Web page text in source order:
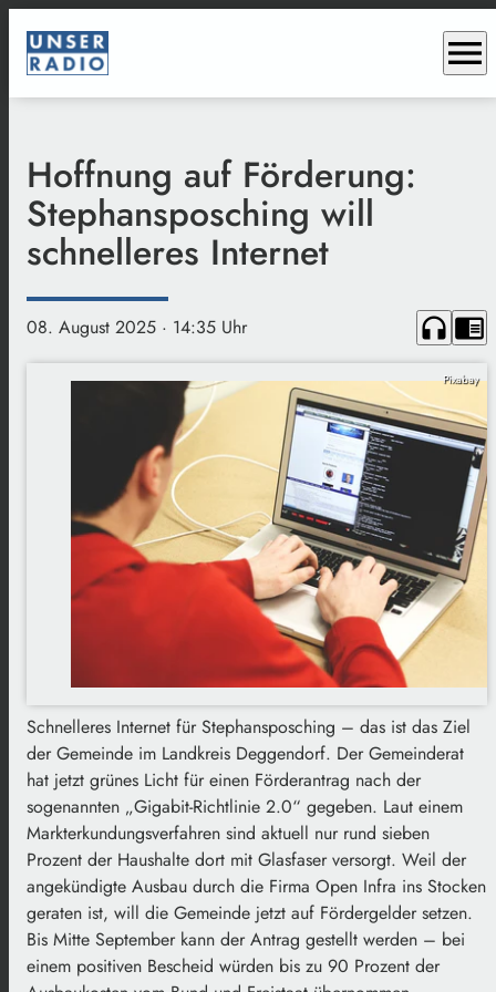
menu
Hoffnung auf Förderung:
Stephansposching will
schnelleres Internet
08. August 2025 · 14:35 Uhr headphones chrome_reader_mode
Pixabay
Schnelleres Internet für Stephansposching – das ist das Ziel
der Gemeinde im Landkreis Deggendorf. Der Gemeinderat
hat jetzt grünes Licht für einen Förderantrag nach der
sogenannten „Gigabit-Richtlinie 2.0“ gegeben. Laut einem
Markterkundungsverfahren sind aktuell nur rund sieben
Prozent der Haushalte dort mit Glasfaser versorgt. Weil der
angekündigte Ausbau durch die Firma Open Infra ins Stocken
geraten ist, will die Gemeinde jetzt auf Fördergelder setzen.
Bis Mitte September kann der Antrag gestellt werden – bei
einem positiven Bescheid würden bis zu 90 Prozent der